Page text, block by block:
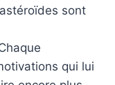
sont
qui lui